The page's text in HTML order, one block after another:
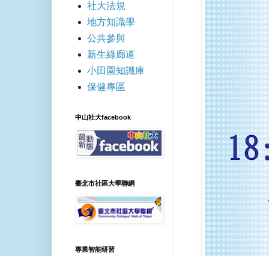
社大法規
地方知識學
公共參與
新生綠廊道
小田園知識庫
保健專區
中山社大facebook
臺北市社區大學聯網
專業智能研習